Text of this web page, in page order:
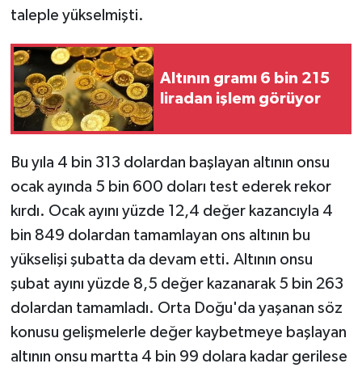
taleple yükselmişti.
Altının gramı 6 bin 215
liradan işlem görüyor
Bu yıla 4 bin 313 dolardan başlayan altının onsu
ocak ayında 5 bin 600 doları test ederek rekor
kırdı. Ocak ayını yüzde 12,4 değer kazancıyla 4
bin 849 dolardan tamamlayan ons altının bu
yükselişi şubatta da devam etti. Altının onsu
şubat ayını yüzde 8,5 değer kazanarak 5 bin 263
dolardan tamamladı. Orta Doğu'da yaşanan söz
konusu gelişmelerle değer kaybetmeye başlayan
altının onsu martta 4 bin 99 dolara kadar gerilese